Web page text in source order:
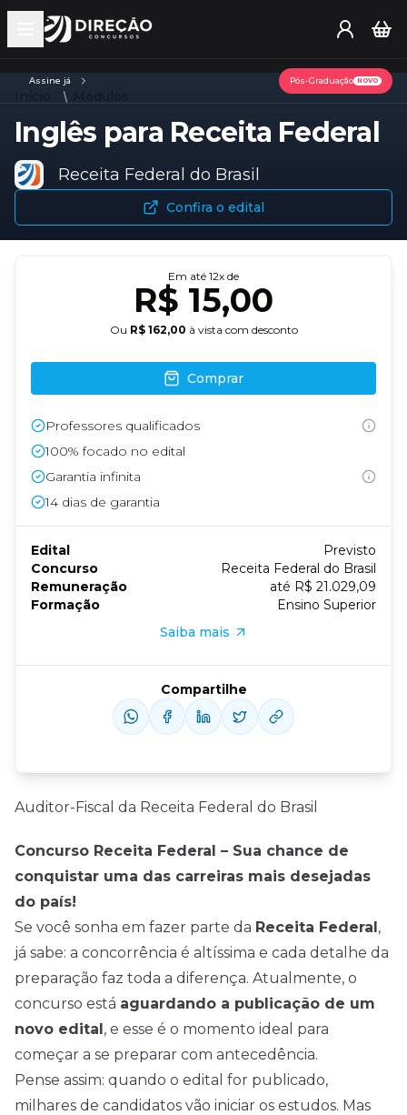
Open main menu
Assine já Pós-Graduação NOVO
Inglês para Receita Federal
Receita Federal do Brasil
Confira o edital
Auditor-Fiscal da Receita Federal do Brasil
Concurso Receita Federal – Sua chance de
conquistar uma das carreiras mais desejadas
do país!
Se você sonha em fazer parte da Receita Federal,
já sabe: a concorrência é altíssima e cada detalhe da
preparação faz toda a diferença. Atualmente, o
concurso está aguardando a publicação de um
novo edital, e esse é o momento ideal para
começar a se preparar com antecedência.
Pense assim: quando o edital for publicado,
milhares de candidatos vão iniciar os estudos. Mas
Em até 12x de
R$ 15,00
Ou R$ 162,00 à vista com desconto
Comprar
Professores qualificados
100% focado no edital
Garantia infinita
14 dias de garantia
Edital
Previsto
Concurso
Receita Federal do Brasil
Remuneração
até R$ 21.029,09
Formação
Ensino Superior
Saiba mais
Compartilhe